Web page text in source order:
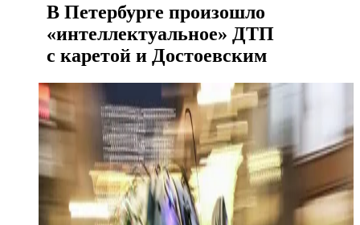
В Петербурге произошло
«интеллектуальное» ДТП
с каретой и Достоевским